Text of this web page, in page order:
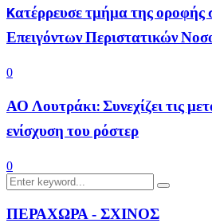
Kατέρρευσε τμήμα της
Επειγόντων Περιστατικών
0
ΑΟ Λουτράκι: Συνεχίζει τις
ενίσχυση του ρόστερ
0
Search
for:
Search
ΠΕΡΑΧΩΡΑ - ΣΧΙΝΟΣ